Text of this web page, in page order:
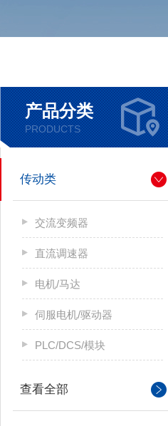
产品分类
PRODUCTS
传动类
交流变频器
直流调速器
电机/马达
伺服电机/驱动器
PLC/DCS/模块
查看全部